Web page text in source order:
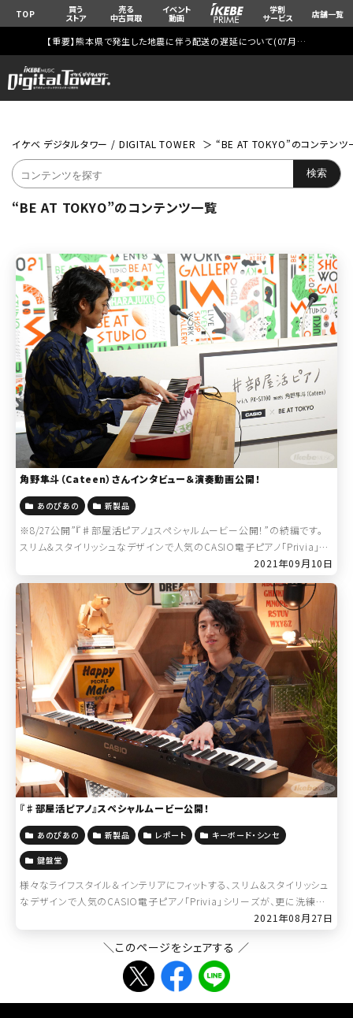
TOP 買う
ストア
売る
中古買取
イベント
動画
学割
サービス 店舗一覧
【重要】熊本県で発生した地震に伴う配送の遅延について(07月29日
イケベ デジタルタワー / DIGITAL TOWER “BE AT TOKYO”のコンテンツ
“BE AT TOKYO”のコンテンツ一覧
角野隼斗（Cateen）さんインタビュー＆演奏動画公開！
あのぴあの 新製品
※8/27公開”『♯部屋活ピアノ』スペシャルムービー公開！”の続編です。
スリム＆スタイリッシュなデザインで人気のCASIO電子ピアノ「Privia」シ
リーズの新作「PX-S1100」の中でも、抜群の存在感を放つカラー「 […]
2021年09月10日
『♯部屋活ピアノ』スペシャルムービー公開！
あのぴあの 新製品 レポート キーボード・シンセ
鍵盤堂
様々なライフスタイル＆インテリアにフィットする、スリム＆スタイリッシュ
なデザインで人気のCASIO電子ピアノ「Privia」シリーズが、更に洗練さ
れて新しくなりました。 ニューモデル「PX-S1100」の発売を記念して、 […]
2021年08月27日
＼このページをシェアする ／